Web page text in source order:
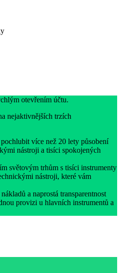
otevřením účtu.
nejaktivnějších trzích
více než 20 lety působení
nástroji a tisíci spokojených
světovým trhům s tisíci instrumenty
nástroji, které vám
a naprostá transparentnost
provizi u hlavních instrumentů a